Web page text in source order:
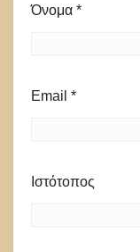
Όνομα *
Email *
Ιστότοπος